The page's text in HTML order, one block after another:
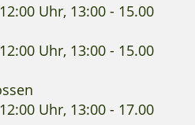
Uhr, 13:00 - 15.00
Uhr, 13:00 - 15.00
Uhr, 13:00 - 17.00